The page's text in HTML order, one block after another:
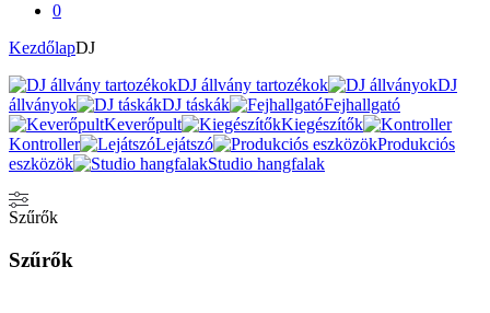
0
KezdőlapDJ
DJ állvány tartozékok
DJ
állványok
DJ táskák
Fejhallgató
Keverőpult
Kiegészítők
Kontroller
Lejátszó
Produkciós
eszközök
Studio hangfalak
Szűrők
Szűrők